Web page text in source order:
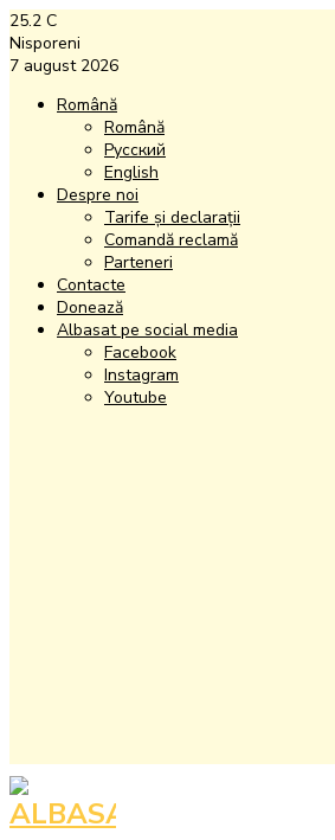
25.2 C
Nisporeni
7 august 2026
Română
Română
Русский
English
Despre noi
Tarife și declarații
Comandă reclamă
Parteneri
Contacte
Donează
Albasat pe social media
Facebook
Instagram
Youtube
Facebook
Instagram
Youtube